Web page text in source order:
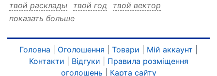
твой расклады
твой год
твой вектор
твой 2026 твой 2026 рождественские
твой 2026 вектор
рождественские
рождественские твой
рождественские расклады
показать больше
Головна Оголошення Товари Мій аккаунт
Контакти
Відгуки
Правила розміщення
оголошень
Карта сайту